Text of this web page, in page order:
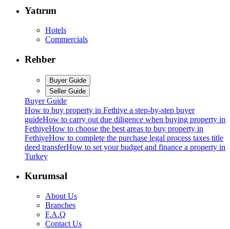
Yatırım
Hotels
Commercials
Rehber
Buyer Guide
Seller Guide
Buyer Guide
How to buy property in Fethiye a step-by-step buyer
guideHow to carry out due diligence when buying property in
FethiyeHow to choose the best areas to buy property in
FethiyeHow to complete the purchase legal process taxes title
deed transferHow to set your budget and finance a property in
Turkey
Kurumsal
About Us
Branches
F.A.Q
Contact Us